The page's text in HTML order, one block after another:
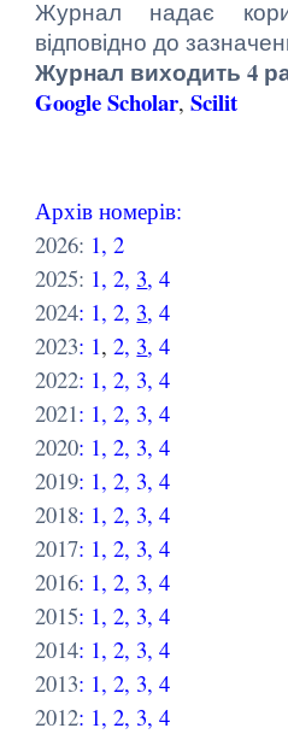
Журнал надає
відповідно до
Журнал виходить 4
GoogleScholar,Scilit
Архівномерів:
2026: 1,2
2025: 1,2, 3,4
2024: 1,2, 3,4
2023: 1,2, 3,4
2022: 1,2, 3,4
2021: 1,2, 3,4
2020: 1,2, 3,4
2019: 1,2, 3,4
2018: 1,2, 3,4
2017: 1,2, 3,4
2016: 1,2, 3,4
2015: 1,2, 3,4
2014: 1,2, 3,4
2013: 1,2, 3,4
2012: 1,2, 3,4